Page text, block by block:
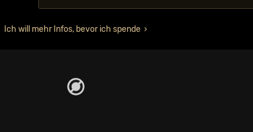
Ich will mehr Infos, bevor ich spende